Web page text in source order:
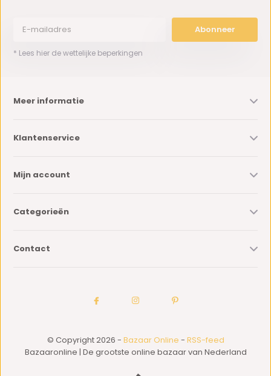
Abonneer
* Lees hier de wettelijke beperkingen
Meer informatie
Klantenservice
Mijn account
Categorieën
Contact
© Copyright 2026 - Bazaar Online - RSS-feed
Bazaaronline | De grootste online bazaar van Nederland